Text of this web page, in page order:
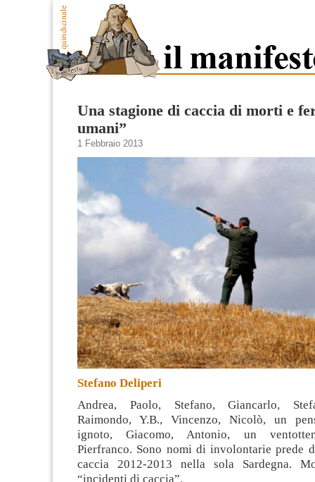
Una stagione di caccia di morti e
umani”
1 Febbraio 2013
Stefano Deliperi
Andrea, Paolo, Stefano, Giancarlo,
Raimondo, Y.B., Vincenzo, Nicolò, un
ignoto, Giacomo, Antonio, un
Pierfranco. Sono nomi di involontarie prede
caccia 2012-2013 nella sola Sardegna.
“incidenti di caccia”.